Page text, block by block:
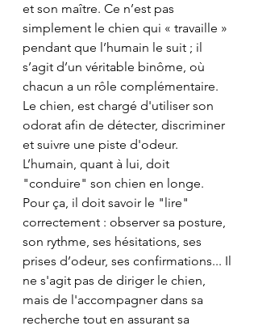
et son maître. Ce n’est pas
simplement le chien qui « travaille »
pendant que l’humain le suit ; il
s’agit d’un véritable binôme, où
chacun a un rôle complémentaire.
Le chien, est chargé d'utiliser son
odorat afin de détecter, discriminer
et suivre une piste d'odeur.
L’humain, quant à lui, doit
"conduire" son chien en longe.
Pour ça, il doit savoir le "lire"
correctement : observer sa posture,
son rythme, ses hésitations, ses
prises d’odeur, ses confirmations... Il
ne s'agit pas de diriger le chien,
mais de l'accompagner dans sa
recherche tout en assurant sa